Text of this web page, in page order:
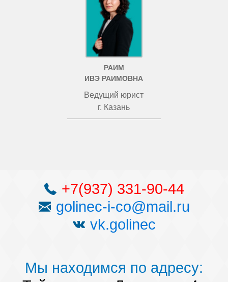
РАИМ
ИВЭ РАИМОВНА
Ведущий юрист
г. Казань
+7(937) 331-90-44
golinec-i-co@mail.ru
vk.golinec
Мы находимся по адресу: